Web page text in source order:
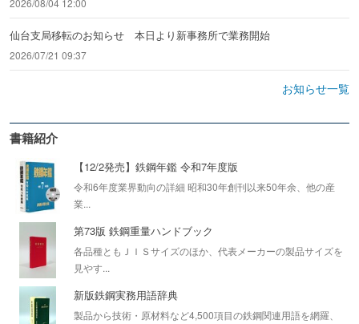
2026/08/04 12:00
仙台支局移転のお知らせ 本日より新事務所で業務開始
2026/07/21 09:37
お知らせ一覧
書籍紹介
【12/2発売】鉄鋼年鑑 令和7年度版
令和6年度業界動向の詳細 昭和30年創刊以来50年余、他の産
業...
第73版 鉄鋼重量ハンドブック
各品種ともＪＩＳサイズのほか、代表メーカーの製品サイズを
見やす...
新版鉄鋼実務用語辞典
製品から技術・原材料など4,500項目の鉄鋼関連用語を網羅、